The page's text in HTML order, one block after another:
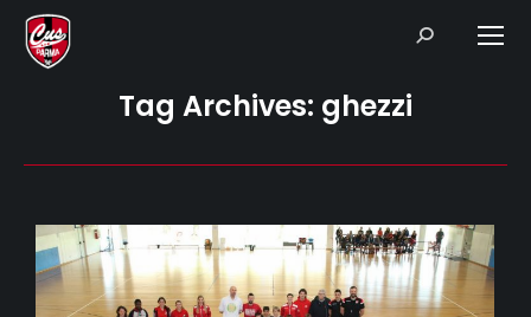
Search:
Tag Archives: ghezzi